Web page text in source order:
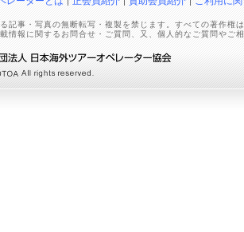
記事・写真の無断転写・複製を禁じます。すべての著作権
情報に関するお問合せ・ご質問、又、個人的なご質問やご